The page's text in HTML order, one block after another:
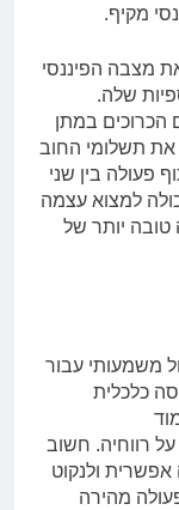
מקיף.
מצבה הפיננסי
שלה.
הכרוכים במתן
את תשלומי החוב
פעולה בין שני
למצוא עצמה
יותר של
משמעותי עבור
כלכלית
רווחיה. חשוב
ולנקוט
מהירה